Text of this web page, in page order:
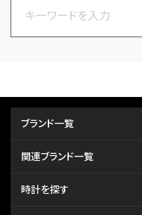
ブランド一覧
関連ブランド一覧
時計を探す